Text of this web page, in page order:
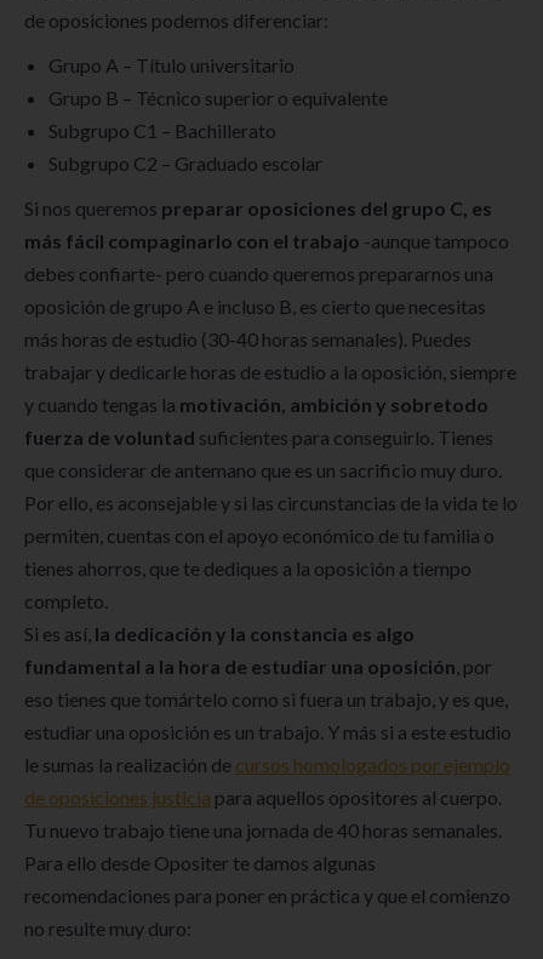
de oposiciones podemos diferenciar:
Grupo A – Título universitario
Grupo B – Técnico superior o equivalente
Subgrupo C1 – Bachillerato
Subgrupo C2 – Graduado escolar
Si nos queremos preparar oposiciones del grupo C, es
más fácil compaginarlo con el trabajo -aunque tampoco
debes confiarte- pero cuando queremos prepararnos una
oposición de grupo A e incluso B, es cierto que necesitas
más horas de estudio (30-40 horas semanales). Puedes
trabajar y dedicarle horas de estudio a la oposición, siempre
y cuando tengas la motivación, ambición y sobretodo
fuerza de voluntad suficientes para conseguirlo. Tienes
que considerar de antemano que es un sacrificio muy duro.
Por ello, es aconsejable y si las circunstancias de la vida te lo
permiten, cuentas con el apoyo económico de tu familia o
tienes ahorros, que te dediques a la oposición a tiempo
completo.
Si es así, la dedicación y la constancia es algo
fundamental a la hora de estudiar una oposición , por
eso tienes que tomártelo como si fuera un trabajo, y es que,
estudiar una oposición es un trabajo. Y más si a este estudio
le sumas la realización de cursos homologados por ejemplo
de oposiciones justicia para aquellos opositores al cuerpo.
Tu nuevo trabajo tiene una jornada de 40 horas semanales.
Para ello desde Opositer te damos algunas
recomendaciones para poner en práctica y que el comienzo
no resulte muy duro: